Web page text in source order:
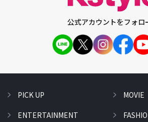
公式アカウントをフォロ
PICK UP
ENTERTAINMENT
MOVIE